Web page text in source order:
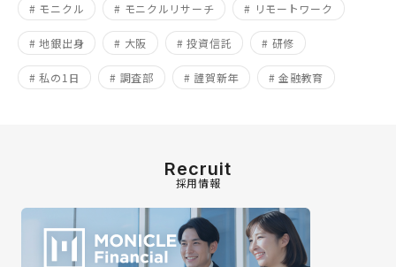
# モニクル # モニクルリサーチ # リモートワーク
# 地銀出身 # 大阪 # 投資信託 # 研修
# 私の1日 # 調査部 # 謹賀新年 # 金融教育
Recruit
採用情報